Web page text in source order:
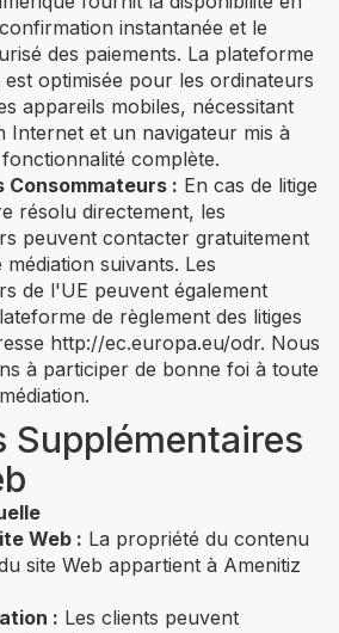
instantanée et le
des paiements. La plateforme
optimisée pour les ordinateurs
appareils mobiles, nécessitant
Internet et un navigateur mis à
complète.
Consommateurs : En cas de litige
résolu directement, les
peuvent contacter gratuitement
médiation suivants. Les
de l'UE peuvent également
de règlement des litiges
http://ec.europa.eu/odr. Nous
à participer de bonne foi à toute
Supplémentaires
Web : La propriété du contenu
site Web appartient à Amenitiz
: Les clients peuvent